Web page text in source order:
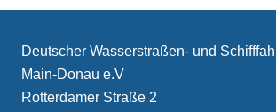
Deutscher Wasserstraßen- und
Main-Donau e.V
Rotterdamer Straße 2